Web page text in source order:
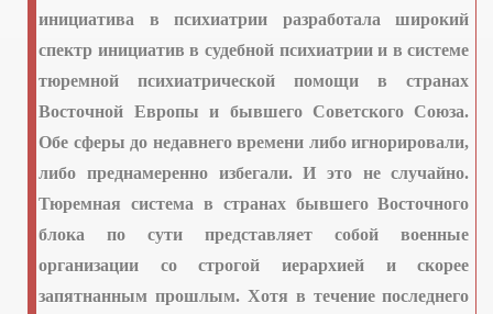
инициатива в психиатрии разработала широкий
спектр инициатив в судебной психиатрии и в системе
тюремной психиатрической помощи в странах
Восточной Европы и бывшего Советского Союза.
Обе сферы до недавнего времени либо игнорировали,
либо преднамеренно избегали. И это не случайно.
Тюремная система в странах бывшего Восточного
блока по сути представляет собой военные
организации со строгой иерархией и скорее
запятнанным прошлым. Хотя в течение последнего
№6
полиции